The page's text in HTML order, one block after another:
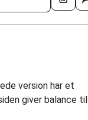
version har et
giver balance til